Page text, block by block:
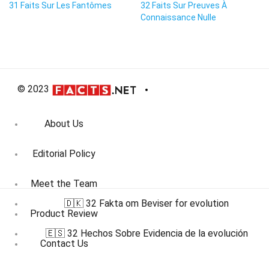
31 Faits Sur Les Fantômes
32 Faits Sur Preuves À
Connaissance Nulle
© 2023
About Us
Editorial Policy
Meet the Team
Product Review
Contact Us
🇩🇰 32 Fakta om Beviser for evolution
🇪🇸 32 Hechos Sobre Evidencia de la evolución